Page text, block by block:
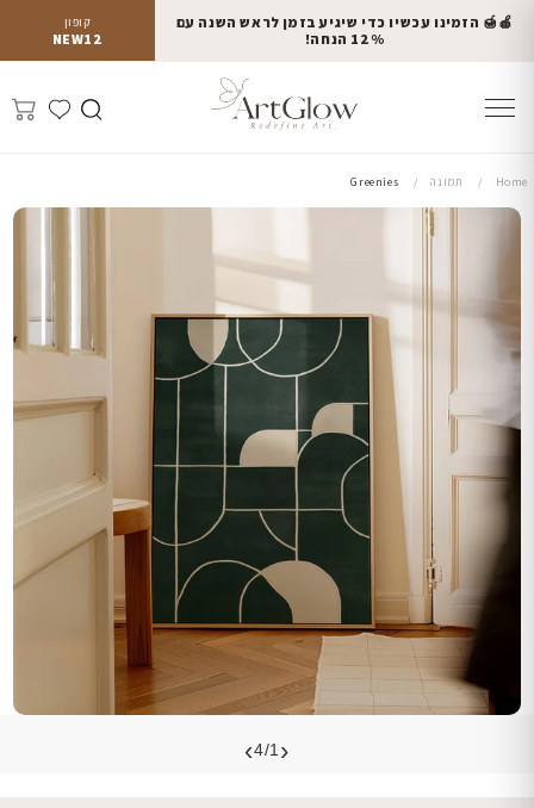
קופון
NEW12
🍎🍯 הזמינו עכשיו כדי שיגיע בזמן לראש השנה עם
12% הנחה!
Home תמונה Greenies
‹
4/1
›